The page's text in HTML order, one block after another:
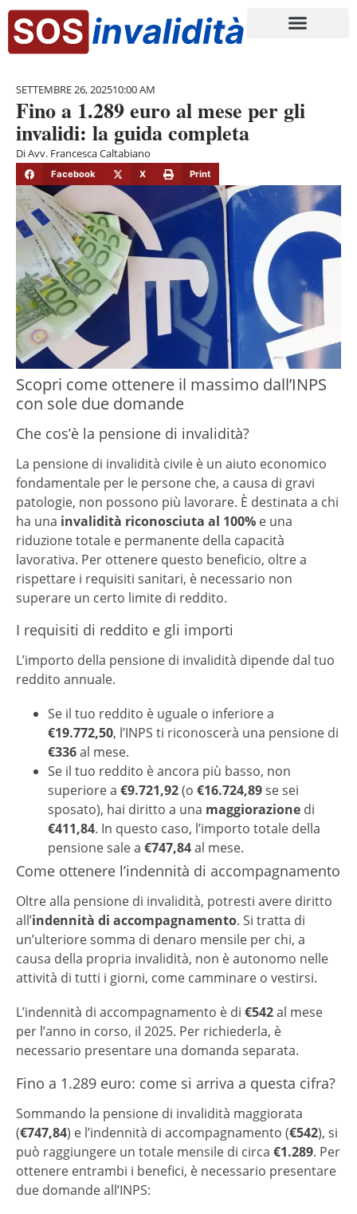
SETTEMBRE 26, 202510:00 AM
Fino a 1.289 euro al mese per gli
invalidi: la guida completa
DiAvv. Francesca Caltabiano
Facebook X Print
Scopri come ottenere il massimo dall’INPS
con sole due domande
Che cos’è la pensione di invalidità?
La pensione di invalidità civile è un aiuto economico
fondamentale per le persone che, a causa di gravi
patologie, non possono più lavorare. È destinata a chi
ha una invalidità riconosciuta al 100% e una
riduzione totale e permanente della capacità
lavorativa. Per ottenere questo beneficio, oltre a
rispettare i requisiti sanitari, è necessario non
superare un certo limite di reddito.
I requisiti di reddito e gli importi
L’importo della pensione di invalidità dipende dal tuo
reddito annuale.
Se il tuo reddito è uguale o inferiore a
€19.772,50, l’INPS ti riconoscerà una pensione di
€336al mese.
Se il tuo reddito è ancora più basso, non
superiore a €9.721,92(o €16.724,89se sei
sposato), hai diritto a una maggiorazione di
€411,84. In questo caso, l’importo totale della
pensione sale a €747,84al mese.
Come ottenere l’indennità di accompagnamento
Oltre alla pensione di invalidità, potresti avere diritto
all’indennità di accompagnamento. Si tratta di
un’ulteriore somma di denaro mensile per chi, a
causa della propria invalidità, non è autonomo nelle
attività di tutti i giorni, come camminare o vestirsi.
L’indennità di accompagnamento è di €542al mese
per l’anno in corso, il 2025. Per richiederla, è
necessario presentare una domanda separata.
Fino a 1.289 euro: come si arriva a questa cifra?
Sommando la pensione di invalidità maggiorata
(€747,84) e l’indennità di accompagnamento (€542), si
può raggiungere un totale mensile di circa €1.289. Per
ottenere entrambi i benefici, è necessario presentare
due domande all’INPS: